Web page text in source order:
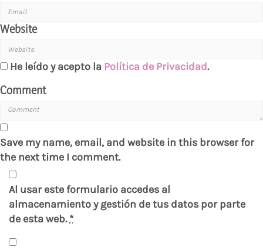
Website
He leído y acepto la Política de Privacidad.
Comment
Save my name, email, and website in this browser for
the next time I comment.
Al usar este formulario accedes al
almacenamiento y gestión de tus datos por parte
de esta web.*